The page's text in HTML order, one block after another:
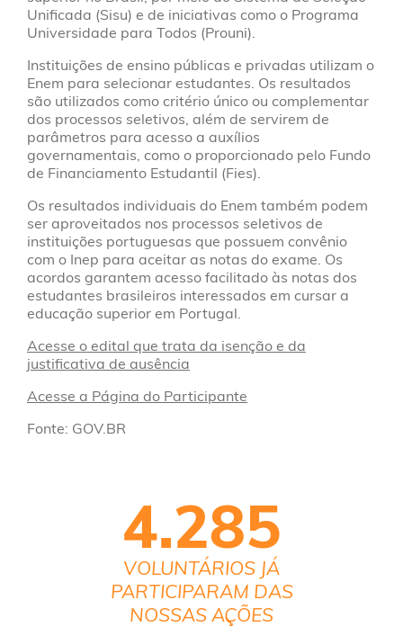
Unificada (Sisu) e de iniciativas como o Programa
Universidade para Todos (Prouni).
Instituições de ensino públicas e privadas utilizam o
Enem para selecionar estudantes. Os resultados
são utilizados como critério único ou complementar
dos processos seletivos, além de servirem de
parâmetros para acesso a auxílios
governamentais, como o proporcionado pelo Fundo
de Financiamento Estudantil (Fies).
Os resultados individuais do Enem também podem
ser aproveitados nos processos seletivos de
instituições portuguesas que possuem convênio
com o Inep para aceitar as notas do exame. Os
acordos garantem acesso facilitado às notas dos
estudantes brasileiros interessados em cursar a
educação superior em Portugal.
Acesse o edital que trata da isenção e da
justificativa de ausência
Acesse a Página do Participante
Fonte: GOV.BR
4.285
VOLUNTÁRIOS JÁ
PARTICIPARAM DAS
NOSSAS AÇÕES